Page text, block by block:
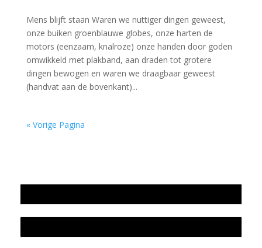
Mens blijft staan Waren we nuttiger dingen geweest,
onze buiken groenblauwe globes, onze harten de
motors (eenzaam, knalroze) onze handen door goden
omwikkeld met plakband, aan draden tot grotere
dingen bewogen en waren we draagbaar geweest
(handvat aan de bovenkant)...
« Vorige Pagina